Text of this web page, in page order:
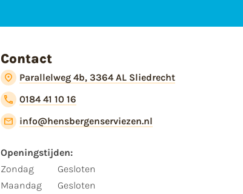
Contact
Parallelweg 4b, 3364 AL Sliedrecht
0184 41 10 16
info@hensbergenserviezen.nl
Openingstijden:
Zondag
Maandag
Gesloten
Gesloten